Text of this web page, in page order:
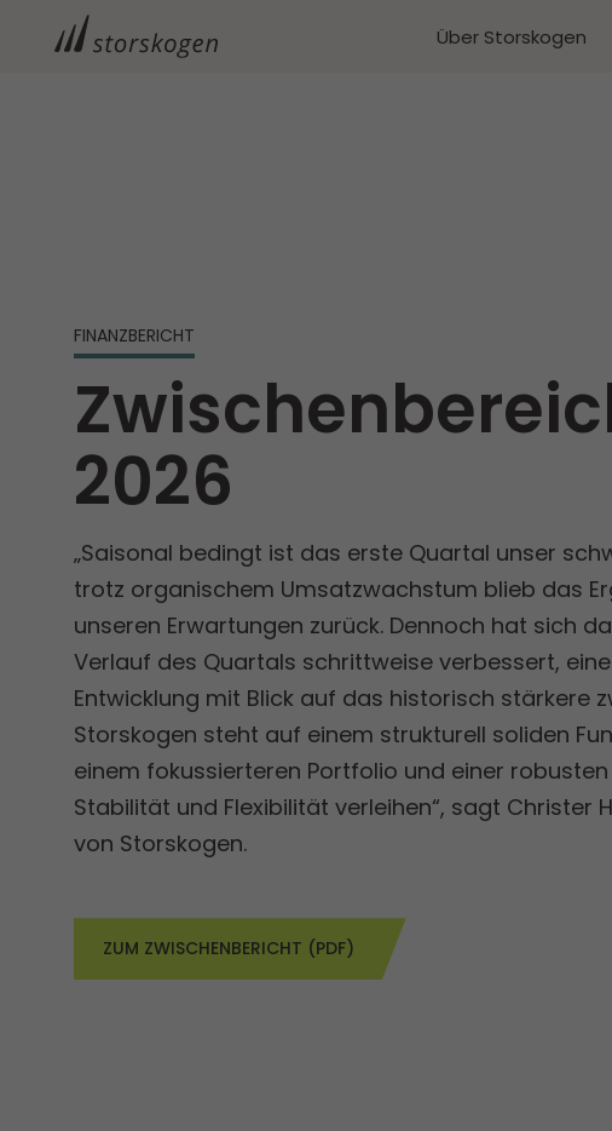
Über Storskogen
FINANZBERICHT
2026
„Saisonal bedingt ist das erste Quartal unser
trotz organischem Umsatzwachstum blieb das
unseren Erwartungen zurück. Dennoch hat sich
Verlauf des Quartals schrittweise verbessert,
Entwicklung mit Blick auf das historisch stärkere
Storskogen steht auf einem strukturell soliden
einem fokussierteren Portfolio und einer robusten
Stabilität und Flexibilität verleihen“, sagt Christer
von Storskogen.
ZUM ZWISCHENBERICHT (PDF)